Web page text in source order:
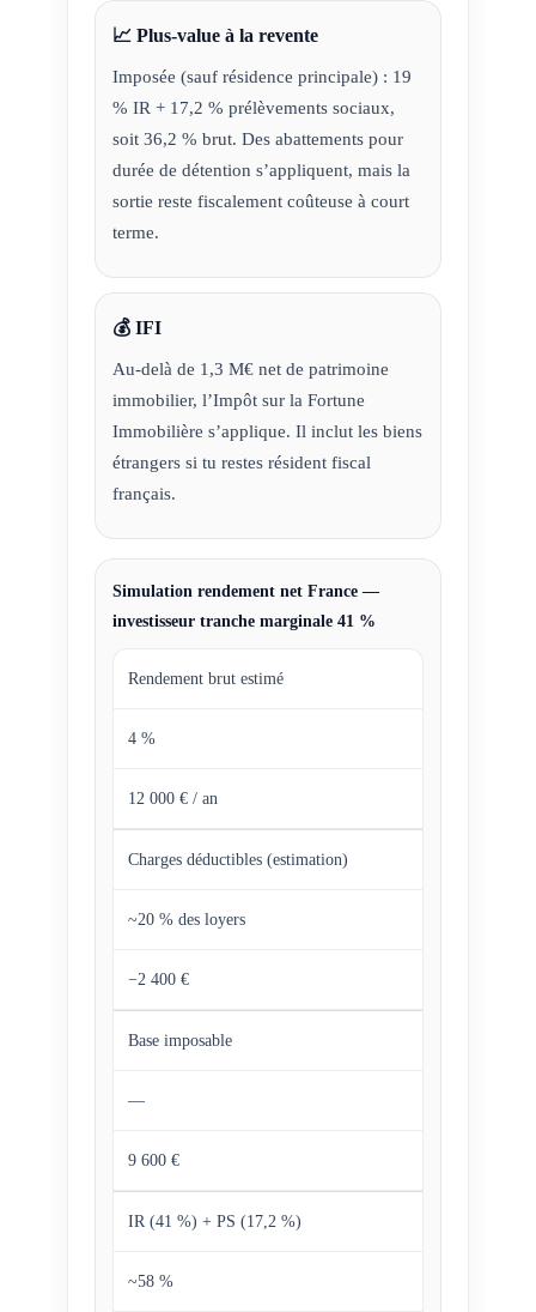
📈 Plus-value à la revente
Imposée (sauf résidence principale) : 19
% IR + 17,2 % prélèvements sociaux,
soit 36,2 % brut. Des abattements pour
durée de détention s’appliquent, mais la
sortie reste fiscalement coûteuse à court
terme.
💰 IFI
Au-delà de 1,3 M€ net de patrimoine
immobilier, l’Impôt sur la Fortune
Immobilière s’applique. Il inclut les biens
étrangers si tu restes résident fiscal
français.
Simulation rendement net France —
investisseur tranche marginale 41 %
Rendement brut estimé
4 %
12 000 € / an
Charges déductibles (estimation)
~20 % des loyers
−2 400 €
Base imposable
—
9 600 €
IR (41 %) + PS (17,2 %)
~58 %